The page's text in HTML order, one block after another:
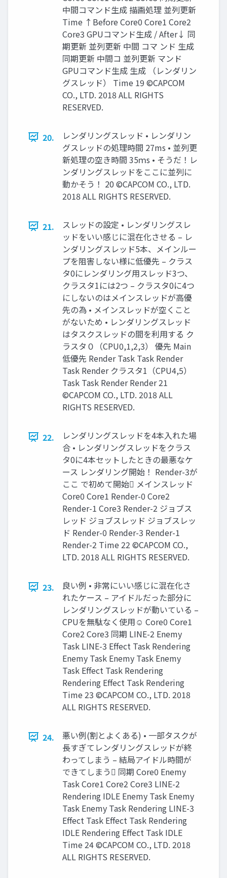
中間コマンド生成 描画処理 並列更新
Time ↑Before Core0 Core1 Core2
Core3 GPUコマンド生成 / After↓ 同
期更新 並列更新 中間 コマ ンド 生成
同期更新 中間コ 並列更新 マンド
GPUコマンド生成 生成 （レンダリン
グスレッド） Time 19 ©CAPCOM
CO., LTD. 2018 ALL RIGHTS
RESERVED.
20.
レンダリングスレッド • レンダリン
グスレッドの処理時間 27ms • 並列更
新処理の空き時間 35ｍs • そうだ！レ
ンダリングスレッドをここに並列に
動かそう！ 20 ©CAPCOM CO., LTD.
2018 ALL RIGHTS RESERVED.
21.
スレッドの設定 • レンダリングスレ
ッドをいい感じに混在化させる – レ
ンダリングスレッド5本、メインルー
プを阻害しない様に低優先 – クラス
タ0にレンダリング用スレッド3つ、
クラスタ1には2つ – クラスタ0に4つ
にしないのはメインスレッドが高優
先の為 • メインスレッドが空くこと
がないため • レンダリングスレッド
はタスクスレッドの間を利用する ク
ラスタ０（CPU0,1,2,3） 優先 Main
低優先 Render Task Task Render
Task Render クラスタ1（CPU4,5）
Task Task Render Render 21
©CAPCOM CO., LTD. 2018 ALL
RIGHTS RESERVED.
22.
レンダリングスレッドを4本入れた場
合 • レンダリングスレッドをクラス
タ0に4本セットしたときの最悪なケ
ース レンダリング開始！ Render-3が
ここ で初めて開始 メインスレッド
Core0 Core1 Render-0 Core2
Render-1 Core3 Render-2 ジョブス
レッド ジョブスレッド ジョブスレッ
ド Render-0 Render-3 Render-1
Render-2 Time 22 ©CAPCOM CO.,
LTD. 2018 ALL RIGHTS RESERVED.
23.
良い例 • 非常にいい感じに混在化さ
れたケース – アイドルだった部分に
レンダリングスレッドが動いている –
CPUを無駄なく使用☺ Core0 Core1
Core2 Core3 同期 LINE-2 Enemy
Task LINE-3 Effect Task Rendering
Enemy Task Enemy Task Enemy
Task Effect Task Rendering
Rendering Effect Task Rendering
Time 23 ©CAPCOM CO., LTD. 2018
ALL RIGHTS RESERVED.
24.
悪い例(割とよくある) • 一部タスクが
長すぎてレンダリングスレッドが終
わってしまう – 結局アイドル時間が
できてしまう 同期 Core0 Enemy
Task Core1 Core2 Core3 LINE-2
Rendering IDLE Enemy Task Enemy
Task Enemy Task Rendering LINE-3
Effect Task Effect Task Rendering
IDLE Rendering Effect Task IDLE
Time 24 ©CAPCOM CO., LTD. 2018
ALL RIGHTS RESERVED.